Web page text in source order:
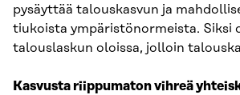
pysäyttää talouskasvun ja
tiukoista ympäristönormeista. Siksi
talouslaskun oloissa, jolloin
Kasvusta riippumaton vihreä